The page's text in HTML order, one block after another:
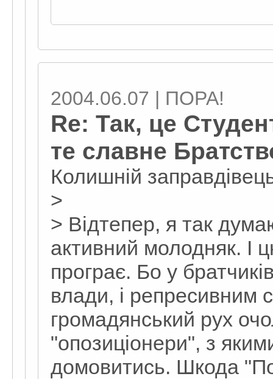
2004.06.07 | ПОРА!
Re: Так, це
те славне
Колишній
>
> Відтепер, я так
активний молодняк. І
програє. Бо у
влади, і репресивним
громадянський рух
"опозиціонери", з
домовитись. Шкода